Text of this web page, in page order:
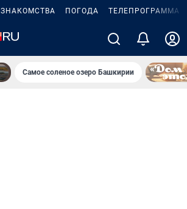
ЗНАКОМСТВА ПОГОДА ТЕЛЕПРОГРАММА
Самое соленое озеро Башкирии